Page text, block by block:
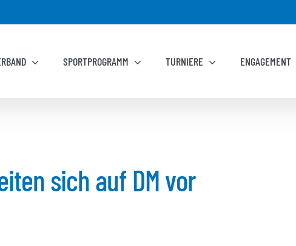
SPORTPROGRAMM TURNIERE ENGAGEMENT
sich auf DM vor